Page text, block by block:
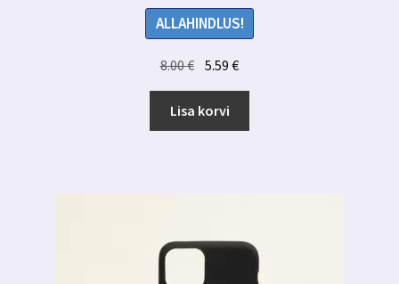
ALLAHINDLUS!
8.00€ Algne
oli:
8.00 €.
5.59€Praegune
5.59 €.
Lisa korvi